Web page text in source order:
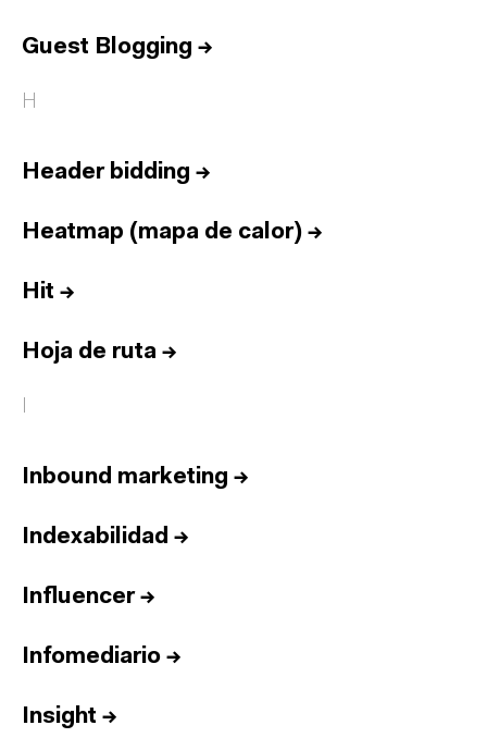
Guest Blogging →
H
Header bidding →
Heatmap (mapa de calor) →
Hit →
Hoja de ruta →
I
Inbound marketing →
Indexabilidad →
Influencer→
Infomediario →
Insight →